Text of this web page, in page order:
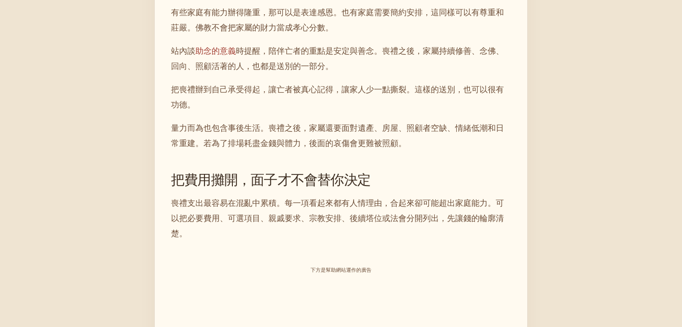
有些家庭有能力辦得隆重，那可以是表達感恩。也有家庭需要簡約安排，這同樣可以有尊重和
莊嚴。佛教不會把家屬的財力當成孝心分數。
站內談助念的意義時提醒，陪伴亡者的重點是安定與善念。喪禮之後，家屬持續修善、念佛、
回向、照顧活著的人，也都是送別的一部分。
把喪禮辦到自己承受得起，讓亡者被真心記得，讓家人少一點撕裂。這樣的送別，也可以很有
功德。
量力而為也包含事後生活。喪禮之後，家屬還要面對遺產、房屋、照顧者空缺、情緒低潮和日
常重建。若為了排場耗盡金錢與體力，後面的哀傷會更難被照顧。
把費用攤開，面子才不會替你決定
喪禮支出最容易在混亂中累積。每一項看起來都有人情理由，合起來卻可能超出家庭能力。可
以把必要費用、可選項目、親戚要求、宗教安排、後續塔位或法會分開列出，先讓錢的輪廓清
楚。
下方是幫助網站運作的廣告